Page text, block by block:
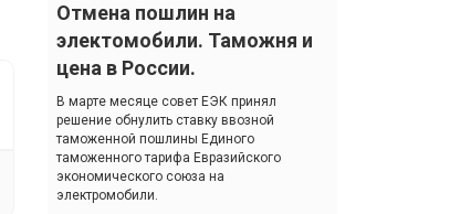
Отмена пошлин на
электомобили. Таможня и
цена в России.
В марте месяце совет ЕЭК принял
решение обнулить ставку ввозной
таможенной пошлины Единого
таможенного тарифа Евразийского
экономического союза на
электромобили.